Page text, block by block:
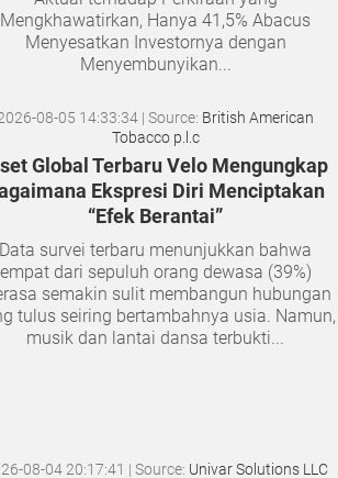
Mengkhawatirkan, Hanya 41,5% Abacus
Menyesatkan Investornya dengan
Menyembunyikan...
08-05 14:33:34 | Source: British American
Tobacco p.l.c
Global Terbaru Velo Mengungkap
Ekspresi Diri Menciptakan
“Efek Berantai”
Data survei terbaru menunjukkan bahwa
empat dari sepuluh orang dewasa (39%)
semakin sulit membangun hubungan
tulus seiring bertambahnya usia. Namun,
musik dan lantai dansa terbukti...
08-04 20:17:41 | Source: Univar Solutions LLC